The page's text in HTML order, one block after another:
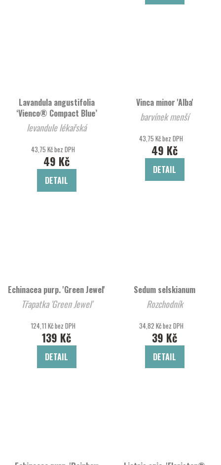
Lavandula angustifolia
‘Vienco® Compact Blue’
levandule lékařská
43,75 Kč bez DPH
49 Kč
DETAIL
Vinca minor 'Alba'
barvínek menší
43,75 Kč bez DPH
49 Kč
DETAIL
Echinacea purp. 'Green Jewel'
Třapatka 'Green Jewel'
124,11 Kč bez DPH
139 Kč
DETAIL
Sedum selskianum
Rozchodník
34,82 Kč bez DPH
39 Kč
DETAIL